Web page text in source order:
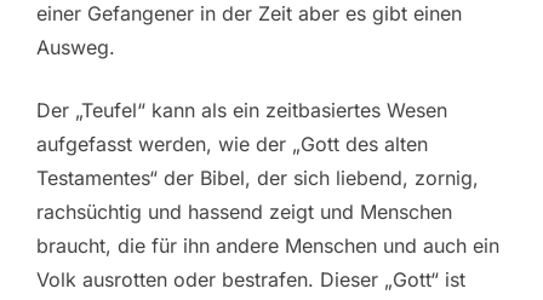
einer Gefangener in der Zeit aber es gibt einen
Ausweg.
Der „Teufel“ kann als ein zeitbasiertes Wesen
aufgefasst werden, wie der „Gott des alten
Testamentes“ der Bibel, der sich liebend, zornig,
rachsüchtig und hassend zeigt und Menschen
braucht, die für ihn andere Menschen und auch ein
Volk ausrotten oder bestrafen. Dieser „Gott“ ist